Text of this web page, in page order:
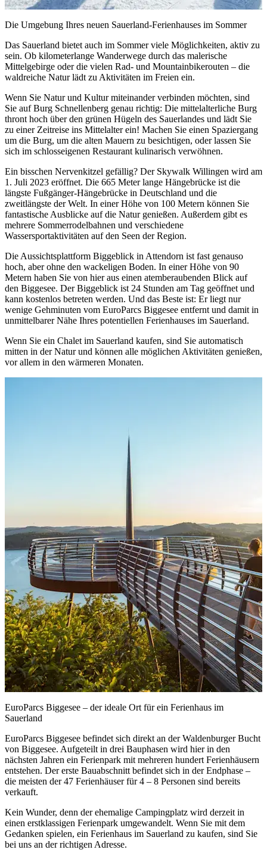
Die Umgebung Ihres neuen Sauerland-Ferienhauses im Sommer
Das Sauerland bietet auch im Sommer viele Möglichkeiten, aktiv zu
sein. Ob kilometerlange Wanderwege durch das malerische
Mittelgebirge oder die vielen Rad- und Mountainbikerouten – die
waldreiche Natur lädt zu Aktivitäten im Freien ein.
Wenn Sie Natur und Kultur miteinander verbinden möchten, sind
Sie auf Burg Schnellenberg genau richtig: Die mittelalterliche Burg
thront hoch über den grünen Hügeln des Sauerlandes und lädt Sie
zu einer Zeitreise ins Mittelalter ein! Machen Sie einen Spaziergang
um die Burg, um die alten Mauern zu besichtigen, oder lassen Sie
sich im schlosseigenen Restaurant kulinarisch verwöhnen.
Ein bisschen Nervenkitzel gefällig? Der Skywalk Willingen wird am
1. Juli 2023 eröffnet. Die 665 Meter lange Hängebrücke ist die
längste Fußgänger-Hängebrücke in Deutschland und die
zweitlängste der Welt. In einer Höhe von 100 Metern können Sie
fantastische Ausblicke auf die Natur genießen. Außerdem gibt es
mehrere Sommerrodelbahnen und verschiedene
Wassersportaktivitäten auf den Seen der Region.
Die Aussichtsplattform Biggeblick in Attendorn ist fast genauso
hoch, aber ohne den wackeligen Boden. In einer Höhe von 90
Metern haben Sie von hier aus einen atemberaubenden Blick auf
den Biggesee. Der Biggeblick ist 24 Stunden am Tag geöffnet und
kann kostenlos betreten werden. Und das Beste ist: Er liegt nur
wenige Gehminuten vom EuroParcs Biggesee entfernt und damit in
unmittelbarer Nähe Ihres potentiellen Ferienhauses im Sauerland.
Wenn Sie ein Chalet im Sauerland kaufen, sind Sie automatisch
mitten in der Natur und können alle möglichen Aktivitäten genießen,
vor allem in den wärmeren Monaten.
EuroParcs Biggesee – der ideale Ort für ein Ferienhaus im
Sauerland
EuroParcs Biggesee befindet sich direkt an der Waldenburger Bucht
von Biggesee. Aufgeteilt in drei Bauphasen wird hier in den
nächsten Jahren ein Ferienpark mit mehreren hundert Ferienhäusern
entstehen. Der erste Bauabschnitt befindet sich in der Endphase –
die meisten der 47 Ferienhäuser für 4 – 8 Personen sind bereits
verkauft.
Kein Wunder, denn der ehemalige Campingplatz wird derzeit in
einen erstklassigen Ferienpark umgewandelt. Wenn Sie mit dem
Gedanken spielen, ein Ferienhaus im Sauerland zu kaufen, sind Sie
bei uns an der richtigen Adresse.